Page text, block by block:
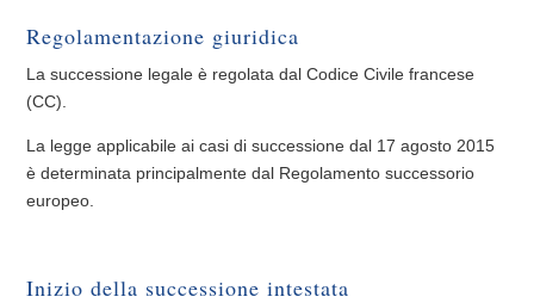
Regolamentazione giuridica
La successione legale è regolata dal Codice Civile francese
(CC).
La legge applicabile ai casi di successione dal 17 agosto 2015
è determinata principalmente dal Regolamento successorio
europeo.
Inizio della successione intestata